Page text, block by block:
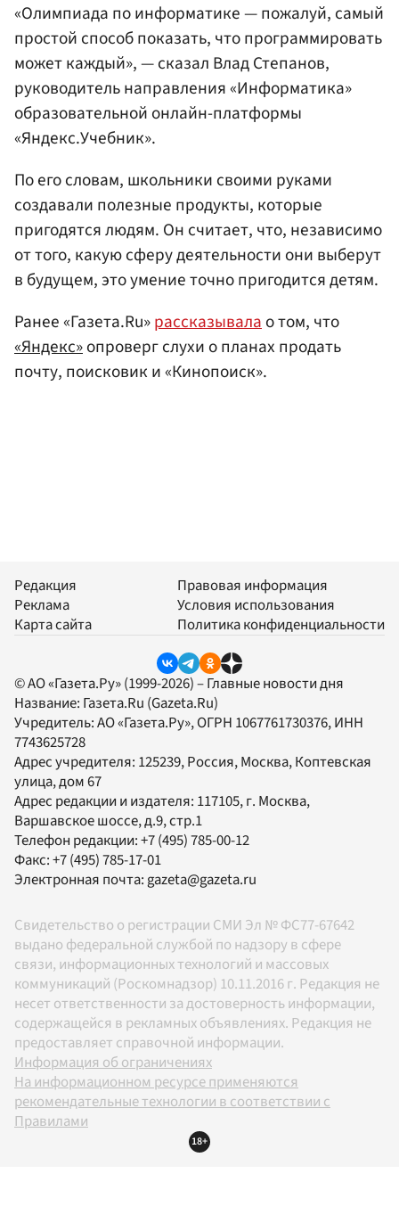
«Олимпиада по информатике — пожалуй, самый
простой способ показать, что программировать
может каждый», — сказал Влад Степанов,
руководитель направления «Информатика»
образовательной онлайн-платформы
«Яндекс.Учебник».
По его словам, школьники своими руками
создавали полезные продукты, которые
пригодятся людям. Он считает, что, независимо
от того, какую сферу деятельности они выберут
в будущем, это умение точно пригодится детям.
Ранее «Газета.Ru»рассказывалао том, что
«Яндекс»опроверг слухи о планах продать
почту, поисковик и «Кинопоиск».
Редакция
Реклама
Карта сайта
Правовая информация
Условия использования
Политика конфиденциальности
© АО «Газета.Ру» (1999-2026) – Главные новости дня
Название: Газета.Ru (Gazeta.Ru)
Учредитель:АО «Газета.Ру», ОГРН 1067761730376, ИНН
7743625728
Адрес учредителя: 125239, Россия, Москва, Коптевская
улица, дом 67
Адрес редакции и издателя: 117105, г. Москва,
Варшавское шоссе, д.9, стр.1
Телефон редакции:+7 (495) 785-00-12
Факс:+7 (495) 785-17-01
Электронная почта:gazeta@gazeta.ru
Свидетельство о регистрации СМИ Эл № ФС77-67642
выдано федеральной службой по надзору в сфере
связи, информационных технологий и массовых
коммуникаций (Роскомнадзор) 10.11.2016 г. Редакция не
несет ответственности за достоверность информации,
содержащейся в рекламных объявлениях. Редакция не
предоставляет справочной информации.
Информация об ограничениях
На информационном ресурсе применяются
рекомендательные технологии в соответствии с
Правилами
18+